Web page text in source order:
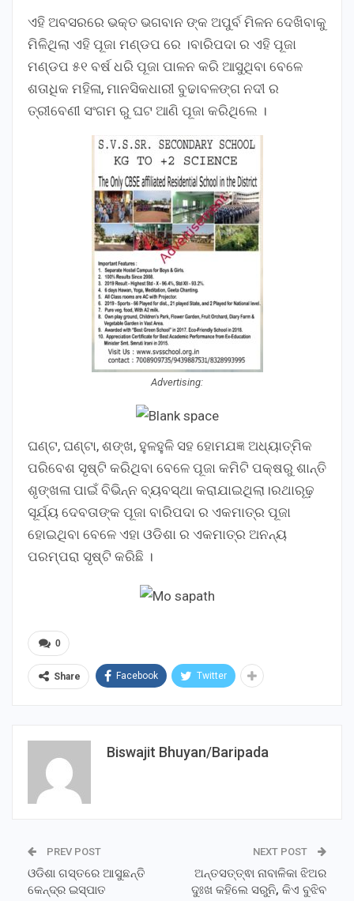
ଏହି ଅବସରରେ ଭକ୍ତ ଭଗବାନ ଙ୍କ ଅପୁର୍ବ ମିଳନ ଦେଖିବାକୁ
ମିଳିଥିଲା ଏହି ପୂଜା ମଣ୍ଡପ ରେ ।ବାରିପଦା ର ଏହି ପୂଜା
ମଣ୍ଡପ ୫୧ ବର୍ଷ ଧରି ପୂଜା ପାଳନ କରି ଆସୁଥିବା ବେଳେ
ଶତାଧିକ ମହିଳା, ମାନସିକଧାରୀ ବୁଢାବଳଙ୍ଗ ନଦୀ ର
ତ୍ରୀବେଣୀ ସଂଗମ ରୁ ଘଟ ଆଣି ପୂଜା କରିଥିଲେ ।
Advertising:
ଘଣ୍ଟ, ଘଣ୍ଟା, ଶଙ୍ଖ, ହୁଳହୁଳି ସହ ହୋମଯଜ୍ଞ ଅଧ୍ୟାତ୍ମିକ
ପରିବେଶ ସୃଷ୍ଟି କରିଥିବା ବେଳେ ପୂଜା କମିଟି ପକ୍ଷରୁ ଶାନ୍ତି
ଶୃଙ୍ଖଳା ପାଇଁ ବିଭିନ୍ନ ବ୍ୟବସ୍ଥା କରାଯାଇଥିଲା।ରଥାରୂଢ଼
ସୂର୍ଯ୍ୟ ଦେବତାଙ୍କ ପୂଜା ବାରିପଦା ର ଏକମାତ୍ର ପୂଜା
ହୋଇଥିବା ବେଳେ ଏହା ଓଡିଶା ର ଏକମାତ୍ର ଅନନ୍ୟ
ପରମ୍ପରା ସୃଷ୍ଟି କରିଛି ।
0
Share Facebook Twitter
Biswajit Bhuyan/Baripada
PREV POST
ଓଡିଶା ଗସ୍ତରେ ଆସୁଛନ୍ତି
କେନ୍ଦ୍ର ଇସ୍ପାତ
NEXT POST
ଅନ୍ତସତ୍ତ୍ଵା ନାବାଳିକା ଝିଅର
ଦୁଃଖ କହିଲେ ସରୁନି, କିଏ ବୁଝିବ